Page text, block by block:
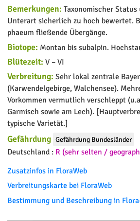
Bemerkungen: Taxonomischer
Unterart sicherlich zu hoch bewertet.
phaeum fließende Übergänge.
Biotope: Montan bis subalpin.
Blütezeit: V – VI
Verbreitung: Sehr lokal zentrale
(Karwendelgebirge, Walchensee).
Vorkommen vermutlich verschleppt
Garmisch sowie am Lech).
typische Varietät.]
Gefährdung Gefährdung Bundesländer
Deutschland : R (sehr selten /
Zusatzinfos in FloraWeb
Verbreitungskarte bei FloraWeb
Bestimmung und Beschreibung in